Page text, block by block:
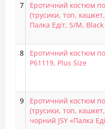
7
Еротичний костюм
(трусики, топ,
Палка Едіт, S/M, Black
8
Еротичний костюм
P61119, Plus Size
9
Еротичний костюм
(трусики, топ,
чорний JSY «Палка